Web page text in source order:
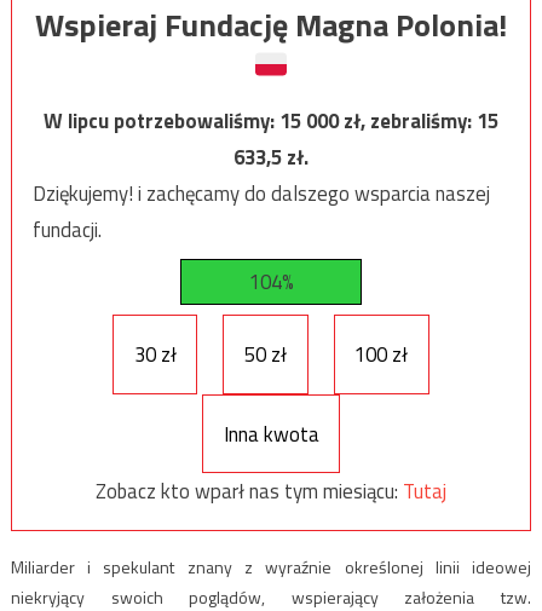
Wspieraj Fundację Magna Polonia!
W lipcu potrzebowaliśmy:15 000zł, zebraliśmy:15
633,5zł.
Dziękujemy! i zachęcamy do dalszego wsparcia naszej
fundacji.
104%
30 zł 50 zł 100 zł
Inna kwota
Zobacz kto wparł nas tym miesiącu: Tutaj
Miliarder i spekulant znany z wyraźnie określonej linii ideowej
niekryjący swoich poglądów, wspierający założenia tzw.